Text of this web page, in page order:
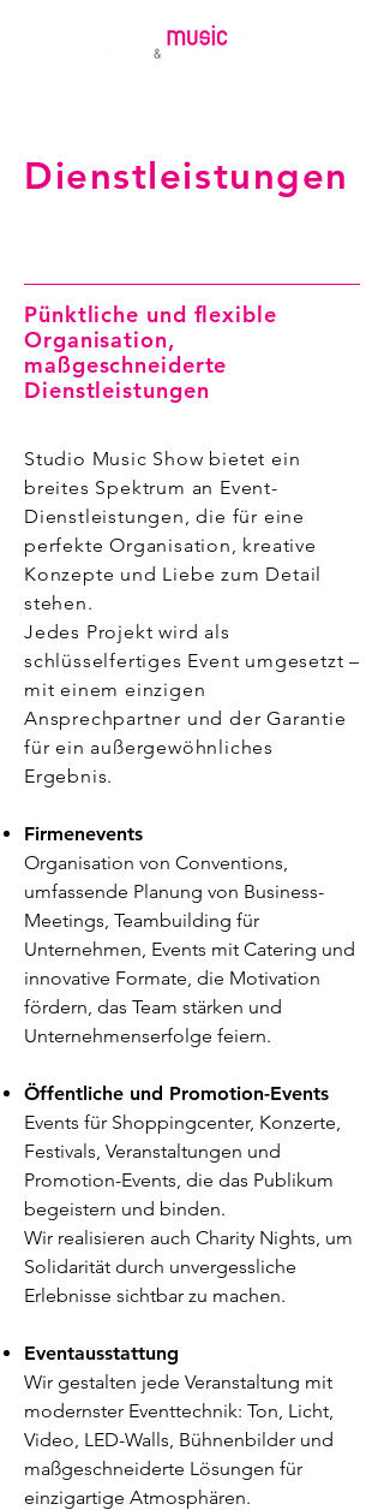
Dienstleistungen
Pünktliche und flexible
Organisation,
maßgeschneiderte
Dienstleistungen
Studio Music Show bietet ein
breites Spektrum an Event-
Dienstleistungen, die für eine
perfekte Organisation, kreative
Konzepte und Liebe zum Detail
stehen.
Jedes Projekt wird als
schlüsselfertiges Event umgesetzt –
mit einem einzigen
Ansprechpartner und der Garantie
für ein außergewöhnliches
Ergebnis.
Firmenevents
Organisation von Conventions,
umfassende Planung von Business-
Meetings, Teambuilding für
Unternehmen, Events mit Catering und
innovative Formate, die Motivation
fördern, das Team stärken und
Unternehmenserfolge feiern.
Öffentliche und Promotion-Events
Events für Shoppingcenter, Konzerte,
Festivals, Veranstaltungen und
Promotion-Events, die das Publikum
begeistern und binden.
Wir realisieren auch Charity Nights, um
Solidarität durch unvergessliche
Erlebnisse sichtbar zu machen.
Eventausstattung
Wir gestalten jede Veranstaltung mit
modernster Eventtechnik: Ton, Licht,
Video, LED-Walls, Bühnenbilder und
maßgeschneiderte Lösungen für
einzigartige Atmosphären.